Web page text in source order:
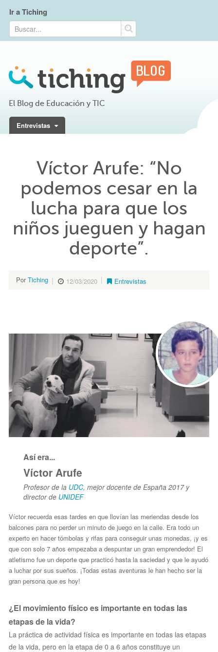
Ir a Tiching
El Blog de Educación y TIC
Entrevistas
Víctor Arufe: “No
podemos cesar en la
lucha para que los
niños jueguen y hagan
deporte”.
PorTiching 12/03/2020 Entrevistas
Así era...
Víctor Arufe
Profesorde la UDC, mejor docente de España 2017 y
director de UNIDEF
Víctor recuerda esas tardes en que llovían las meriendas desde los
balcones para no perder un minuto de juego en la calle. Era todo un
experto en hacer tómbolas y rifas para conseguir unas monedas, ¡y es
que con solo 7 años empezaba a despuntar un gran emprendedor! El
atletismo fue un deporte que practicó hasta la saciedad y que le ayudó
a luchar por sus sueños. ¡Todas estas aventuras le han hecho ser la
gran persona que es hoy!
¿El movimiento físico es importante en todas las
etapas de la vida?
La práctica de actividad física es importante en todas las etapas
de la vida, pero en la etapa de 0 a 6 años constituye un